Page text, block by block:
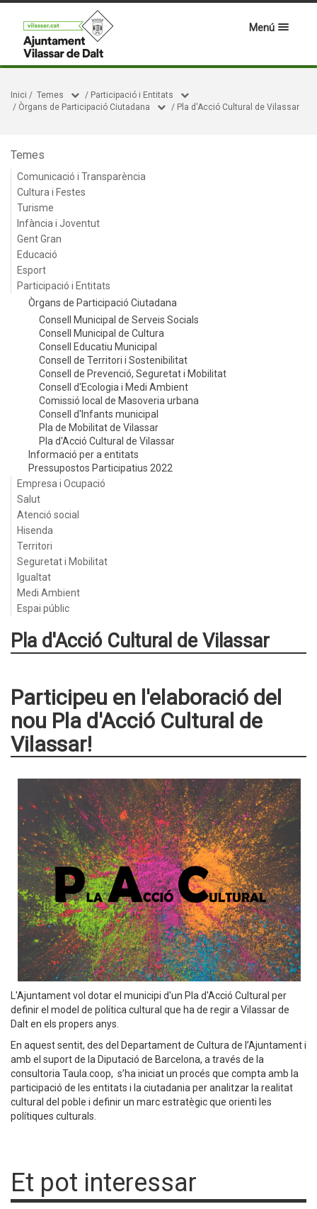
Menú
Inici / Temes / Participació i Entitats
/ Òrgans de Participació Ciutadana / Pla d'Acció Cultural de Vilassar
Temes
Comunicació i Transparència
Cultura i Festes
Turisme
Infància i Joventut
Gent Gran
Educació
Esport
Participació i Entitats
Òrgans de Participació Ciutadana
Consell Municipal de Serveis Socials
Consell Municipal de Cultura
Consell Educatiu Municipal
Consell de Territori i Sostenibilitat
Consell de Prevenció, Seguretat i Mobilitat
Consell d'Ecologia i Medi Ambient
Comissió local de Masoveria urbana
Consell d'Infants municipal
Pla de Mobilitat de Vilassar
Pla d'Acció Cultural de Vilassar
Informació per a entitats
Pressupostos Participatius 2022
Empresa i Ocupació
Salut
Atenció social
Hisenda
Territori
Seguretat i Mobilitat
Igualtat
Medi Ambient
Espai públic
Pla d'Acció Cultural de Vilassar
Participeu en l'elaboració del
nou Pla d'Acció Cultural de
Vilassar!
L'Ajuntament vol dotar el municipi d'un Pla d'Acció Cultural per
definir el model de política cultural que ha de regir a Vilassar de
Dalt en els propers anys.
En aquest sentit, des del Departament de Cultura de l’Ajuntament i
amb el suport de la Diputació de Barcelona, a través de la
consultoria Taula.coop, s’ha iniciat un procés que compta amb la
participació de les entitats i la ciutadania per analitzar la realitat
cultural del poble i definir un marc estratègic que orienti les
polítiques culturals.
Et pot interessar